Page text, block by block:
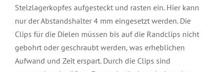
Stelzlagerkopfes aufgesteckt und rasten ein. Hier kann
nur der Abstandshalter 4 mm eingesetzt werden. Die
Clips für die Dielen müssen bis auf die Randclips nicht
gebohrt oder geschraubt werden, was erheblichen
Aufwand und Zeit erspart. Durch die Clips sind